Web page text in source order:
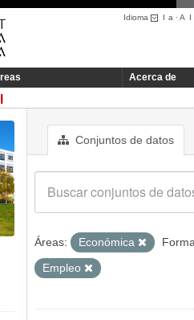
Idioma I a ·A I
Acerca de
Conjuntos de datos
Áreas: Económica
Empleo